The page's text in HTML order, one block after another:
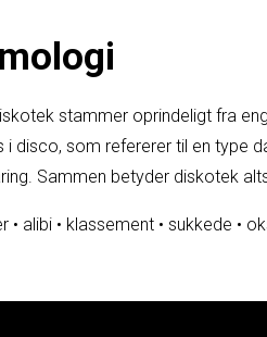
stammer oprindeligt fra
i disco, som refererer til en type
Sammen betyder diskotek
• alibi • klassement • sukkede •